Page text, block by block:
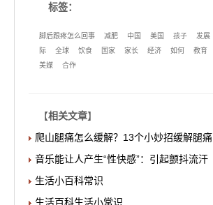
标签：
脚后跟疼怎么回事 减肥 中国 美国 孩子 发展
际
全球 饮食 国家 家长 经济 如何 教育
美媒
合作
【相关文章】
爬山腿痛怎么缓解？13个小妙招缓解腿痛
音乐能让人产生“性快感”：引起颤抖流汗
生活小百科常识
生活百科生活小常识